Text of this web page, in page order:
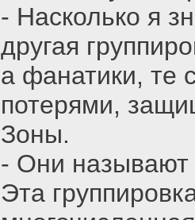
- Насколько я
другая
а фанатики, те
потерями,
Зоны.
- Они называют
Эта